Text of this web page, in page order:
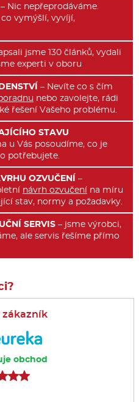
– Nic nepřeprodáváme.
vymýšlí, vyvíjí,
jsme 130 článků, vydali
experti v oboru
– Nevíte co s čím
nebo zavolejte, rádi
řešení Vašeho problému.
STAVU
u Vás posoudíme, co je
potřebujete.
OZVUČENÍ –
návrh ozvučení na míru
stav, normy a požadavky.
SERVIS – jsme výrobci,
ale servis řešíme přímo
zákazník
obchod